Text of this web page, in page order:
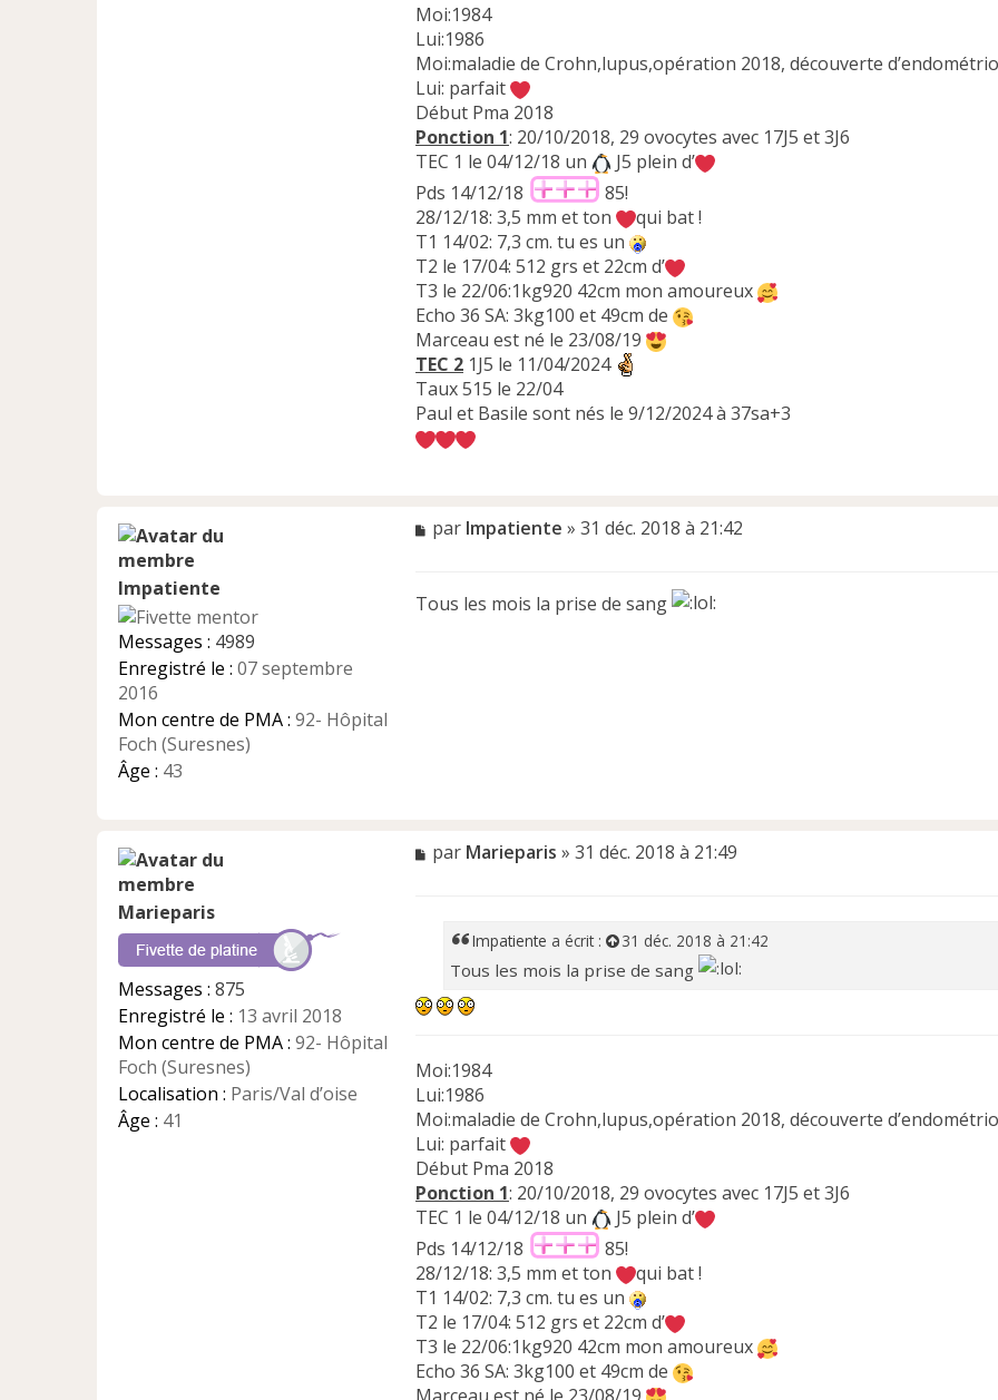
Moi:1984
Lui:1986
Moi:maladie de Crohn,lupus,opération 2018, découverte
Lui: parfait
Début Pma 2018
Ponction 1: 20/10/2018, 29 ovocytes avec 17J5 et 3J6
TEC 1 le 04/12/18 un
J5 plein d’
Pds 14/12/18
85!
28/12/18: 3,5 mm et ton
qui bat !
T1 14/02: 7,3 cm. tu es un
T2 le 17/04: 512 grs et 22cm d’
T3 le 22/06:1kg920 42cm mon amoureux
Echo 36 SA: 3kg100 et 49cm de
Marceau est né le 23/08/19
TEC 2 1J5 le 11/04/2024
Taux 515 le 22/04
Paul et Basile sont nés le 9/12/2024 à 37sa+3
Impatiente
Messages : 4989
Enregistré le : 07 septembre
2016
Mon centre de PMA : 92- Hôpital
Foch (Suresnes)
Âge : 43
M
e
a
par Impatiente » 31 déc. 2018 à 21:42
Tous les mois la prise de sang
Marieparis
Messages : 875
Enregistré le : 13 avril 2018
Mon centre de PMA : 92- Hôpital
Foch (Suresnes)
Localisation : Paris/Val d’oise
Âge : 41
M
e
n
o
l
u
par Marieparis » 31 déc. 2018 à 21:49
Impatiente a écrit : 31 déc. 2018 à 21:42
Tous les mois la prise de sang
Moi:1984
Lui:1986
Moi:maladie de Crohn,lupus,opération 2018, découverte
Lui: parfait
Début Pma 2018
Ponction 1: 20/10/2018, 29 ovocytes avec 17J5 et 3J6
TEC 1 le 04/12/18 un
J5 plein d’
Pds 14/12/18
85!
28/12/18: 3,5 mm et ton
qui bat !
T1 14/02: 7,3 cm. tu es un
T2 le 17/04: 512 grs et 22cm d’
T3 le 22/06:1kg920 42cm mon amoureux
Echo 36 SA: 3kg100 et 49cm de